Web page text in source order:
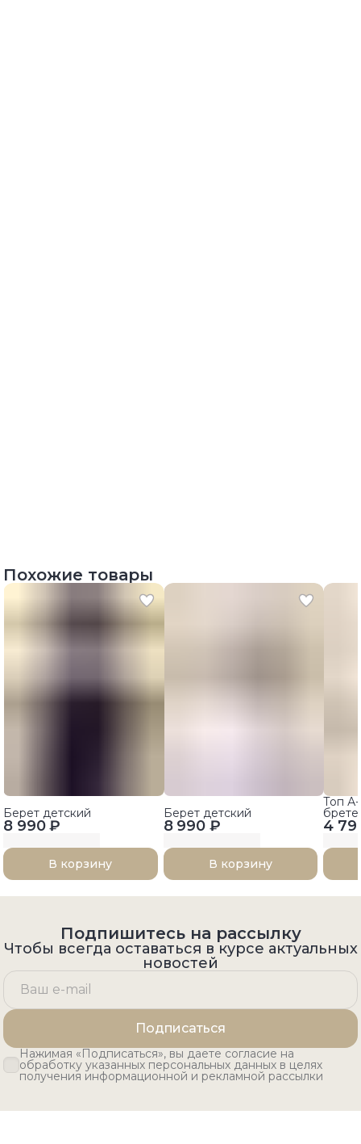
Похожие товары
8 990 ₽
Берет детский
В корзину
8 990 ₽
Берет детский
В корзину
4
Топ
Подпишитесь на рассылку
Чтобы всегда оставаться в курсе актуальных
новостей
Подписаться
Нажимая «Подписаться», вы даете согласие на
обработку указанных персональных данных в целях
получения информационной и рекламной рассылки